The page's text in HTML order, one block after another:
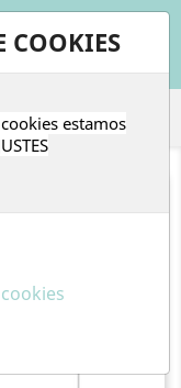

COOKIES
estamos